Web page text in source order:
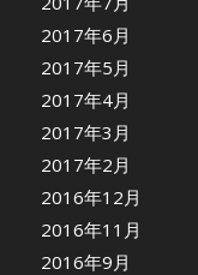
2017年6月
2017年5月
2017年4月
2017年3月
2017年2月
2016年12月
2016年11月
2016年9月